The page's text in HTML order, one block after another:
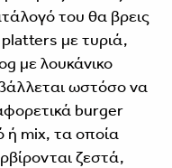
του θα βρεις
με τυριά,
με λουκάνικο
ωστόσο να
burger
ή mix, τα οποία
ζεστά,